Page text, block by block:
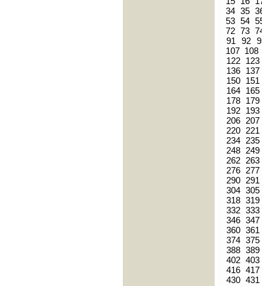
34 35
53 54
72 73
91
92
107 108
122
123
136
137
150
151
164
165
178
179
192
193
206 207
220
221
234
235
248
249
262
263
276
277
290
291
304 305
318 319
332 333
346 347
360 361
374 375
388 389
402 403
416 417
430 431